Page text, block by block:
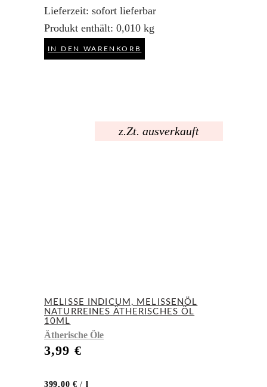
Lieferzeit: sofort lieferbar
Produkt enthält: 0,010 kg
IN DEN WARENKORB
z.Zt. ausverkauft
MELISSE INDICUM, MELISSENÖL
NATURREINES ÄTHERISCHES ÖL
10ML
Ätherische Öle
3,99 €
399,00 € / l